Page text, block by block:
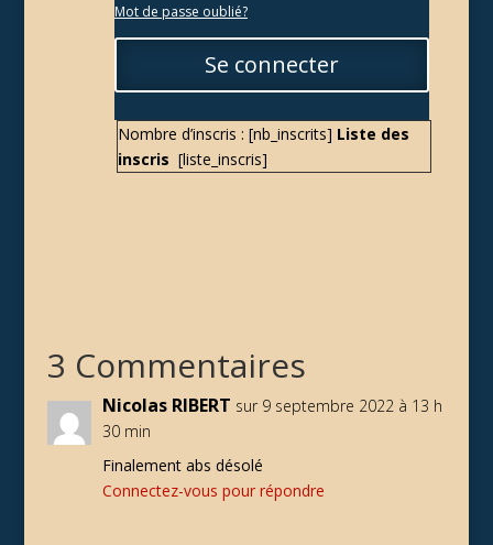
Mot de passe oublié?
Se connecter
Nombre d’inscris : [nb_inscrits] Liste des
inscris [liste_inscris]
3 Commentaires
Nicolas RIBERT sur 9 septembre 2022 à 13 h
30 min
Finalement abs désolé
Connectez-vous pour répondre